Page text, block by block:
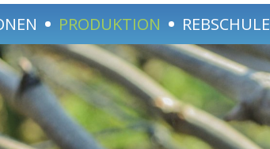
PRODUKTION REBSCHULE